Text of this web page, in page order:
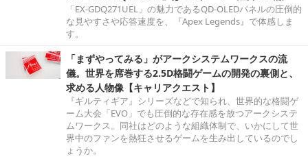
「EX-GDQ271UEL」の魅力であるQD-OLEDパネルの圧倒的
な見やすさや応答速度を、『Apex Legends』で体感しま
す。
「まずやってみる」がアークシステムワークスの流
儀。世界を席巻する2.5D格闘ゲームの開発の裏側と、
求める人物像【キャリアクエスト】
『ギルティギア』シリーズなどで知られ、世界的な格闘ゲ
ーム大会「EVO」でも圧倒的な存在感を放つアークシステ
ムワークス。同社はどのような組織体制で、いかにして世
界中のファンを熱狂させるゲームを生み出しているのでし
ょうか。